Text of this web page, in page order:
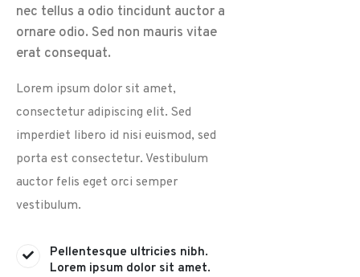
nec tellus a odio tincidunt auctor a
ornare odio. Sed non mauris vitae
erat consequat.
Lorem ipsum dolor sit amet,
consectetur adipiscing elit. Sed
imperdiet libero id nisi euismod, sed
porta est consectetur. Vestibulum
auctor felis eget orci semper
vestibulum.
Pellentesque ultricies nibh.
Lorem ipsum dolor sit amet.